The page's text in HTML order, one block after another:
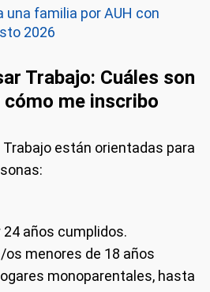
una familia por AUH con
2026
Trabajo: Cuáles son
me inscribo
están orientadas para
años cumplidos.
menores de 18 años
monoparentales, hasta